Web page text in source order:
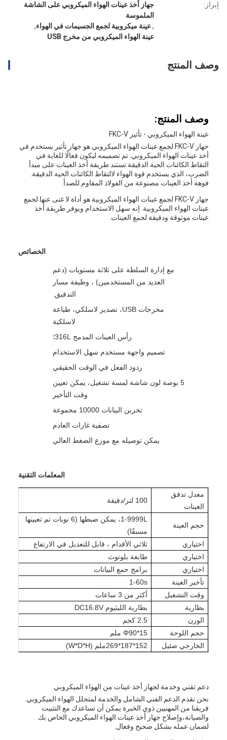
إبراز:
جهاز أخذ عينات الهواء الميكروبي على الشاشة
الملموسة
,عينة ميكروبية لجمع الجسيمات في الهواء,
عينة الهواء الميكروبي من مخرج USB
وصف المنتج
وصف المنتج:
عينة الهواء الميكروبي - تأثير FKC-V
جهاز FKC-V لجمع عينات الهواء الميكروبي هو جهاز تأثير يستخدم في
أخذ عينات الهواء الميكروبي. تم تصميمه ليكون فعالًا للغاية في
التقاط الكائنات الحية الدقيقة.تستند طريقة أخذ العينات على مبدأ
الضرب، الذي يستخدم قوة الهواء لالتقاط الكائنات الحية الدقيقة.
فوهة أخذ العينات مصنوعة من الفولاذ المقاوم للصدأ
جهاز FKC-V لجمع عينات الهواء الميكروبية هو أداة لا غنى عنها لجمع
عينات الهواء الميكروبية. إنه سهل الاستخدام ويوفر طريقة أخذ
عينات موثوقة ودقيقة لجمع العينات.
الخصائص
مع إدارة السلطة على ثلاثة مستويات (دعم
العديد من المستخدمين) ، وظيفة مسار
التدقيق.
مخرجات USB، تصدير لاسلكي، طباعة
لاسلكية
رأس العينات المدمج 316L؛
تصميم واجهة مستخدم سهل الاستخدام
ردود الفعل في الوقت الحقيقي
5 بوصة لون شاشة لمسة تشغيل، يمكن تعيين
وقت التأخير
تخزين البيانات 10000 مجموعة
تصفية غازات العادم
يمكن توصيله مع موزع الضغط العالي
المعلمات التقنية
معدل تدفق
العينات
100 لتر/دقيقة
حجم العينة
1-9999L، يمكن ضبطها (6 نوبات تم تعيينها
مسبقًا)
اختياري
ثلاثي الأقدام ، قابل للتعديل في الارتفاع
اختياري
طابعة بلوتوث
اختياري
برامج جمع البيانات
تأخير العينة
1-60s
وقت التشغيل
أكثر من 3 ساعات
بطارية
بطارية الليثيوم DC16.8V
الوزن
2.5 كجم
حجم اللوحة
Φ90*15 ملم
الخارجي ضئيل
152*187*269ملم (W*D*H)
دعم تقني وخدمة لجهاز أخذ عينات من الهواء الميكروبي
نحن نقدم الدعم الفني الشامل والخدمة لمتحلل الهواء الميكروبي.
فريقنا من المهنيين ذوي الخبرة يمكن أن تساعدك مع التثبيت
والصيانة،وإصلاح جهاز أخذ عينات الهواء الميكروبي الخاص بك
لضمان عمله بشكل صحيح وفعال.